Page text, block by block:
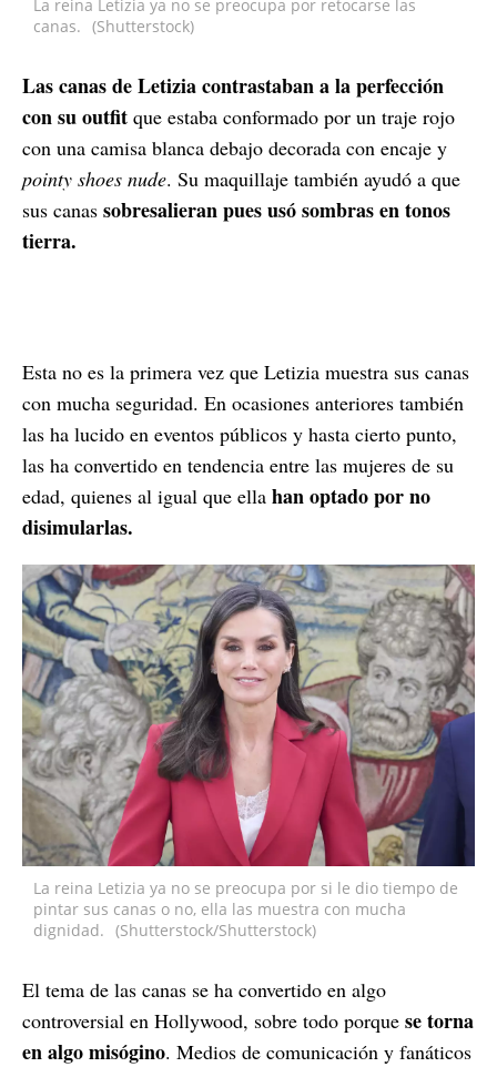
La reina Letizia ya no se preocupa por retocarse las
canas. (Shutterstock)
Las canas de Letizia contrastaban a la perfección
con su outfit que estaba conformado por un traje rojo
con una camisa blanca debajo decorada con encaje y
pointy shoes nude. Su maquillaje también ayudó a que
sus canas sobresalieran pues usó sombras en tonos
tierra.
Esta no es la primera vez que Letizia muestra sus canas
con mucha seguridad. En ocasiones anteriores también
las ha lucido en eventos públicos y hasta cierto punto,
las ha convertido en tendencia entre las mujeres de su
edad, quienes al igual que ella han optado por no
disimularlas.
La reina Letizia ya no se preocupa por si le dio tiempo de
pintar sus canas o no, ella las muestra con mucha
dignidad. (Shutterstock/Shutterstock)
El tema de las canas se ha convertido en algo
controversial en Hollywood, sobre todo porque se torna
en algo misógino. Medios de comunicación y fanáticos